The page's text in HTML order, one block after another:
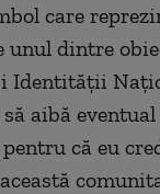
care
unul dintre
Identităţii
aibă eventual
că eu